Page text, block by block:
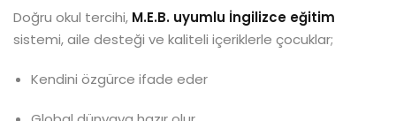
Doğru okul tercihi, M.E.B. uyumlu İngilizce eğitim
sistemi, aile desteği ve kaliteli içeriklerle çocuklar;
Kendini özgürce ifade eder